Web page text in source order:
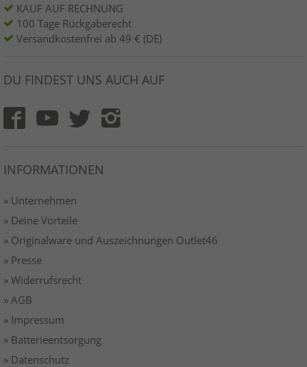
KAUF AUF RECHNUNG
100 Tage Rückgaberecht
Versandkostenfrei ab 49 € (DE)
DU FINDEST UNS AUCH AUF
INFORMATIONEN
» Unternehmen
» Deine Vorteile
» Originalware und Auszeichnungen Outlet46
» Presse
» Widerrufsrecht
» AGB
» Impressum
» Batterieentsorgung
» Datenschutz